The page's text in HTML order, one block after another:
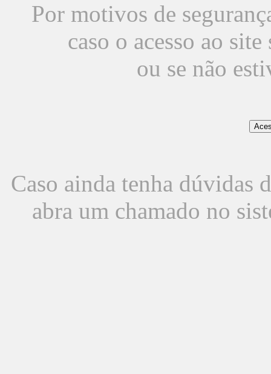
Por motivos de
caso o acesso ao
ou se não
Caso ainda tenha dúvidas
abra um chamado no